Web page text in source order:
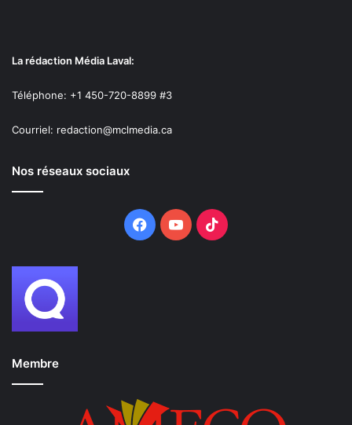
La rédaction Média Laval:
Téléphone: +1 450-720-8899 #3
Courriel: redaction@mclmedia.ca
Nos réseaux sociaux
FacebookYouTubeTikTok
Membre